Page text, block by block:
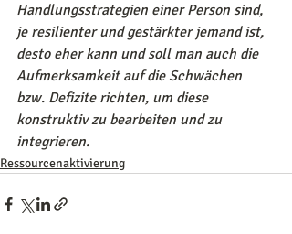
Handlungsstrategien einer Person sind,
je resilienter und gestärkter jemand ist,
desto eher kann und soll man auch die
Aufmerksamkeit auf die Schwächen
bzw. Defizite richten, um diese
konstruktiv zu bearbeiten und zu
integrieren.
Ressourcenaktivierung